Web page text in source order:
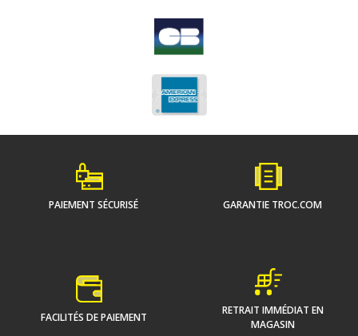
PAIEMENT SÉCURISÉ GARANTIE TROC.COM
FACILITÉS DE PAIEMENT
RETRAIT IMMÉDIAT EN
MAGASIN